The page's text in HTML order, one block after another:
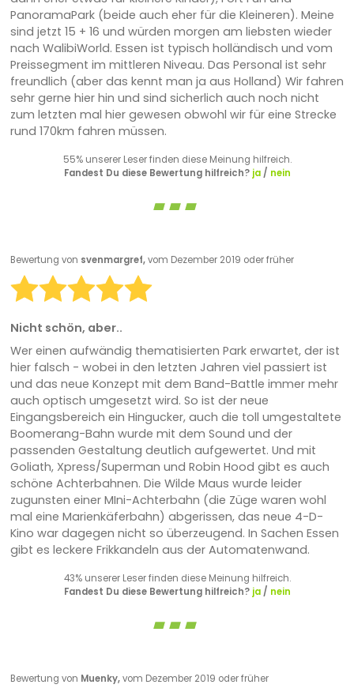
PanoramaPark (beide auch eher für die Kleineren). Meine
sind jetzt 15 + 16 und würden morgen am liebsten wieder
nach WalibiWorld. Essen ist typisch holländisch und vom
Preissegment im mittleren Niveau. Das Personal ist sehr
freundlich (aber das kennt man ja aus Holland) Wir fahren
sehr gerne hier hin und sind sicherlich auch noch nicht
zum letzten mal hier gewesen obwohl wir für eine Strecke
rund 170km fahren müssen.
55% unserer Leser finden diese Meinung hilfreich.
Fandest Du diese Bewertung hilfreich? ja/ nein
Bewertung von svenmargref,vom Dezember 2019 oder früher
Nicht schön, aber..
Wer einen aufwändig thematisierten Park erwartet, der ist
hier falsch - wobei in den letzten Jahren viel passiert ist
und das neue Konzept mit dem Band-Battle immer mehr
auch optisch umgesetzt wird. So ist der neue
Eingangsbereich ein Hingucker, auch die toll umgestaltete
Boomerang-Bahn wurde mit dem Sound und der
passenden Gestaltung deutlich aufgewertet. Und mit
Goliath, Xpress/Superman und Robin Hood gibt es auch
schöne Achterbahnen. Die Wilde Maus wurde leider
zugunsten einer MIni-Achterbahn (die Züge waren wohl
mal eine Marienkäferbahn) abgerissen, das neue 4-D-
Kino war dagegen nicht so überzeugend. In Sachen Essen
gibt es leckere Frikkandeln aus der Automatenwand.
43% unserer Leser finden diese Meinung hilfreich.
Fandest Du diese Bewertung hilfreich? ja/ nein
Bewertung von Muenky,vom Dezember 2019 oder früher